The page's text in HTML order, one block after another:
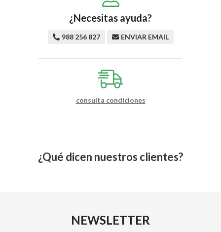
¿Necesitas ayuda?
988 256 827 ENVIAR EMAIL
consulta condiciones
¿Qué dicen nuestros clientes?
NEWSLETTER